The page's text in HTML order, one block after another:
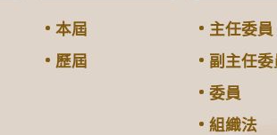
本屆
歷屆
主任委員
副主任委
委員
組織法